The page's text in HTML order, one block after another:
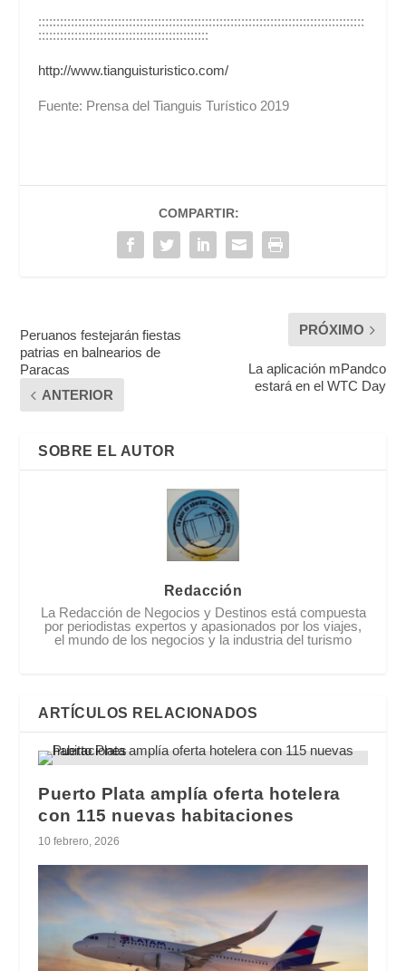
::::::::::::::::::::::::::::::::::::::::::::::::::::::::::::::::::::::::::::::::::::::::::
:::::::::::::::::::::::::::::::::::::::::::::::
http://www.tianguisturistico.com/
Fuente: Prensa del Tianguis Turístico 2019
COMPARTIR:
Peruanos festejarán fiestas
patrias en balnearios de
Paracas
ANTERIOR
PRÓXIMO
La aplicación mPandco
estará en el WTC Day
SOBRE EL AUTOR
Redacción
La Redacción de Negocios y Destinos está compuesta
por periodistas expertos y apasionados por los viajes,
el mundo de los negocios y la industria del turismo
ARTÍCULOS RELACIONADOS
Puerto Plata amplía oferta hotelera
con 115 nuevas habitaciones
10 febrero, 2026